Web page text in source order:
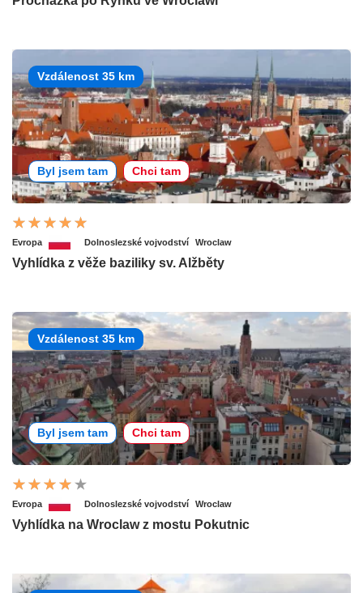
Vzdálenost 35 km
Byl jsem tam Chci tam
Evropa Dolnoslezské vojvodství Wroclaw
Vyhlídka z věže baziliky sv. Alžběty
Vzdálenost 35 km
Byl jsem tam Chci tam
Evropa Dolnoslezské vojvodství Wroclaw
Vyhlídka na Wroclaw z mostu Pokutnic